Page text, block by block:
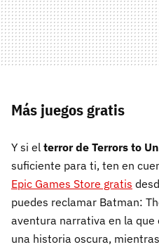
Más juegos gratis
Y si el terror de Terrors to
suficiente para ti, ten en
Epic Games Store gratis
puedes reclamar Batman:
aventura narrativa en la que
una historia oscura,